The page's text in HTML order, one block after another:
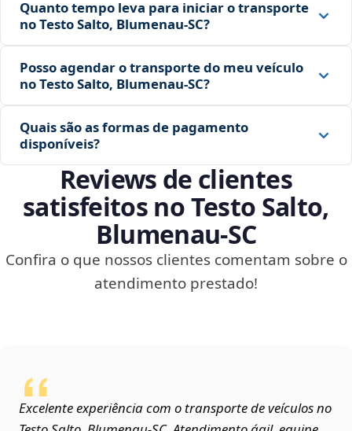
Quanto tempo leva para iniciar o transporte
no Testo Salto, Blumenau‑SC?
Posso agendar o transporte do meu veículo
no Testo Salto, Blumenau‑SC?
Quais são as formas de pagamento
disponíveis?
Reviews de clientes
satisfeitos no Testo Salto,
Blumenau‑SC
Confira o que nossos clientes comentam sobre o
atendimento prestado!
Excelente experiência com o transporte de veículos no